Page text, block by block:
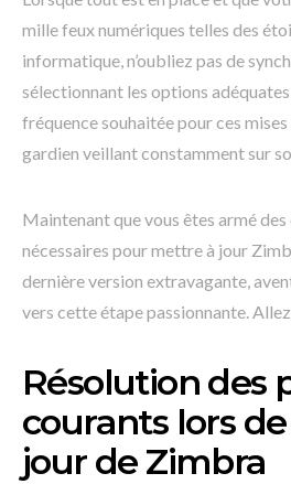
mille feux numériques telles des
informatique, n’oubliez pas de
sélectionnant les options
fréquence souhaitée pour ces
gardien veillant constamment sur
Maintenant que vous êtes armé des
nécessaires pour mettre à jour
dernière version extravagante,
vers cette étape passionnante.
Résolution des
courants lors
jour de Zimbra